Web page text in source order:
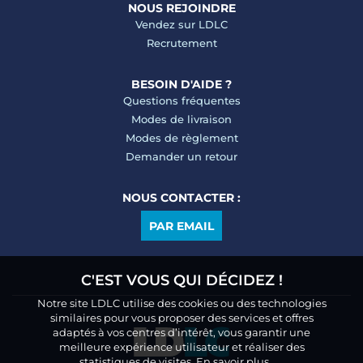
NOUS REJOINDRE
Vendez sur LDLC
Recrutement
BESOIN D'AIDE ?
Questions fréquentes
Modes de livraison
Modes de règlement
Demander un retour
NOUS CONTACTER :
PAR EMAIL
C'EST VOUS QUI DÉCIDEZ !
Notre site LDLC utilise des cookies ou des technologies
similaires pour vous proposer des services et offres
adaptés à vos centres d’intérêt, vous garantir une
meilleure expérience utilisateur et réaliser des